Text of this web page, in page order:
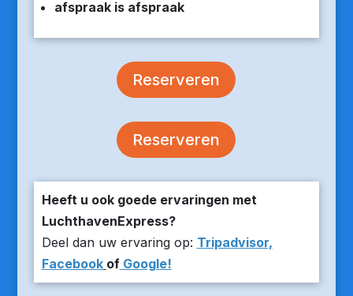
afspraak is afspraak
Reserveren
Reserveren
Heeft u ook goede ervaringen met
LuchthavenExpress?
Deel dan uw ervaring op: Tripadvisor,
Facebook ofGoogle!